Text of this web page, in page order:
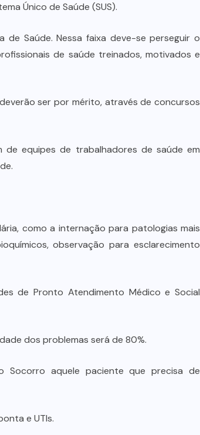
Único de Saúde (SUS).
de Saúde. Nessa faixa deve-se perseguir o
de saúde treinados, motivados e
ser por mérito, através de concursos
de equipes de trabalhadores de saúde em
como a internação para patologias mais
observação para esclarecimento
de Pronto Atendimento Médico e Social
dos problemas será de 80%.
Socorro aquele paciente que precisa de
e UTIs.
do cargo por denúncias de
6 DE AGOSTO DE 2026